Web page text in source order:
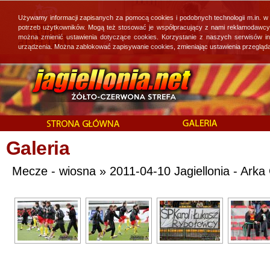
Galeria
Mecze - wiosna » 2011-04-10 Jagiellonia - Arka
Używamy informacji zapisanych za pomocą cookies i podobnych technologii
potrzeb użytkowników. Mogą też stosować je współpracujący z nami
można zmienić ustawienia dotyczące cookies. Korzystanie z naszych
urządzenia. Można zablokować zapisywanie cookies, zmieniając ustawienia